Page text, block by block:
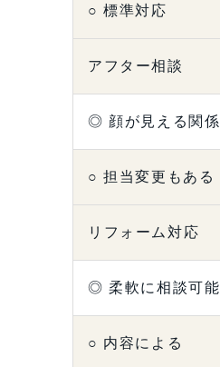
○ 標準対応
アフター相談
◎ 顔が見える関係
○ 担当変更もある
リフォーム対応
◎ 柔軟に相談可能
○ 内容による